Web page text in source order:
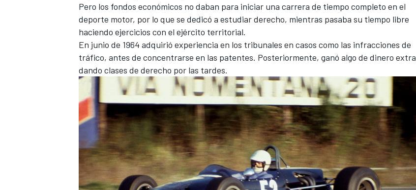
Pero los fondos económicos no daban para iniciar una carrera de tiempo completo en el
deporte motor, por lo que se dedicó a estudiar derecho, mientras pasaba su tiempo libre
haciendo ejercicios con el ejército territorial.
En junio de 1964 adquirió experiencia en los tribunales en casos como las infracciones de
tráfico, antes de concentrarse en las patentes. Posteriormente, ganó algo de dinero extra
dando clases de derecho por las tardes.